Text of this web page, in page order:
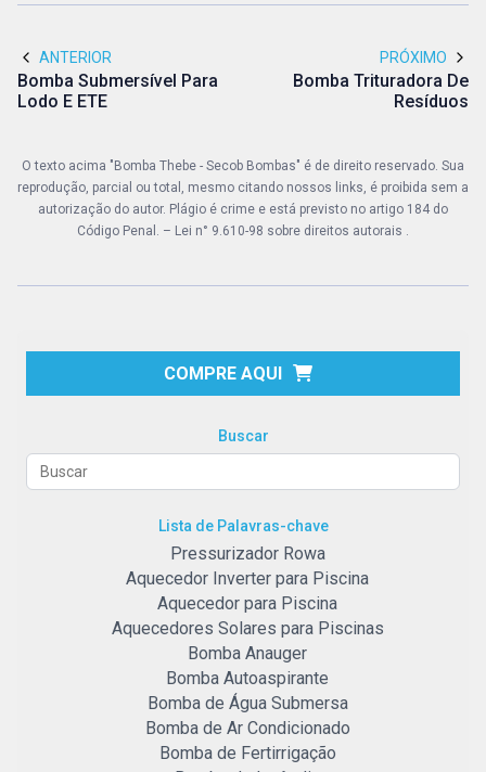
ANTERIOR
Bomba Submersível Para
Lodo E ETE
PRÓXIMO
Bomba Trituradora De
Resíduos
O texto acima "Bomba Thebe - Secob Bombas" é de direito reservado. Sua
reprodução, parcial ou total, mesmo citando nossos links, é proibida sem a
autorização do autor. Plágio é crime e está previsto no artigo 184 do
Código Penal. – Lei n° 9.610-98 sobre direitos autorais .
COMPRE AQUI
Buscar
Lista de Palavras-chave
Pressurizador Rowa
Aquecedor Inverter para Piscina
Aquecedor para Piscina
Aquecedores Solares para Piscinas
Bomba Anauger
Bomba Autoaspirante
Bomba de Água Submersa
Bomba de Ar Condicionado
Bomba de Fertirrigação